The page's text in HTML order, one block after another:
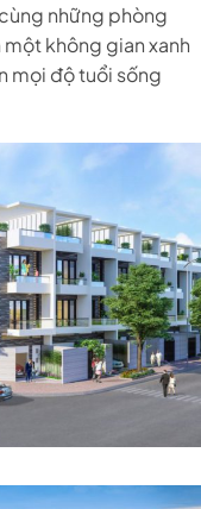
những phòng
không gian xanh
mọi độ tuổi sống